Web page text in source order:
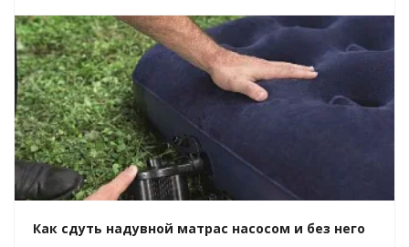
Как сдуть надувной матрас насосом и без него